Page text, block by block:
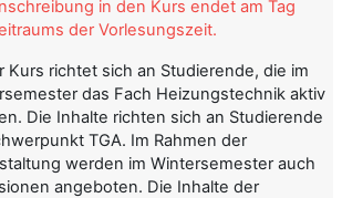
in den Kurs endet am Tag
der Vorlesungszeit.
Kurs richtet sich an Studierende, die im
das Fach Heizungstechnik aktiv
Die Inhalte richten sich an Studierende
TGA. Im Rahmen der
werden im Wintersemester auch
angeboten. Die Inhalte der